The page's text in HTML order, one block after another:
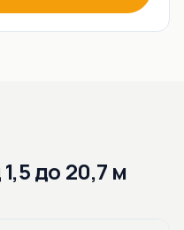
до 20,7 м